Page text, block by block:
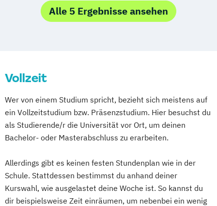
Betreuung
Leitung von Einrichtungen der Pflege und
Pflegedienstleitung in Einrichtungen der
Praxisanleitung für Pflegeberufe
Qualitätsbeauftragter in Einrichtungen der
Pflege
Verantwortliche Pflegefachkraft nach §71
Freiburg
Fulda Gera Gießen
Magdeburg
Mönchenglabdach München Münster
Neubrandenburg Nürnberg Osnabrück
Paderborn Potsdam Regensburg
Rosenheim Rostock Saarbrücken
Suhl
Trier Tübingen Ulm Vechta
Villingen-Schwenningen Wuppertal
Würzburg
Außerklinische Intensivpflege und
Heimbeatmung
Case-Management in Gesundheits-
Diabetesassistent
Fachkraft für Intensivpflege und
Anästhesie
Geriatrische Pflege
Gerontopsychiatrische Pflege
Häusliche psychiatrische
Fachkrankenpflege
Alle 5 Ergebnisse ansehen
Vollzeit
Wer von einem Studium spricht, bezieht sich meistens auf
ein Vollzeitstudium bzw. Präsenzstudium. Hier besuchst du
als Studierende/r die Universität vor Ort, um deinen
Bachelor- oder Masterabschluss zu erarbeiten.
Allerdings gibt es keinen festen Stundenplan wie in der
Schule. Stattdessen bestimmst du anhand deiner
Kurswahl, wie ausgelastet deine Woche ist. So kannst du
dir beispielsweise Zeit einräumen, um nebenbei ein wenig